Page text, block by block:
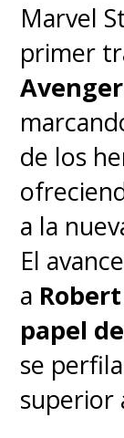
Marvel
primer
de los
a la
El
a
papel
se
superior